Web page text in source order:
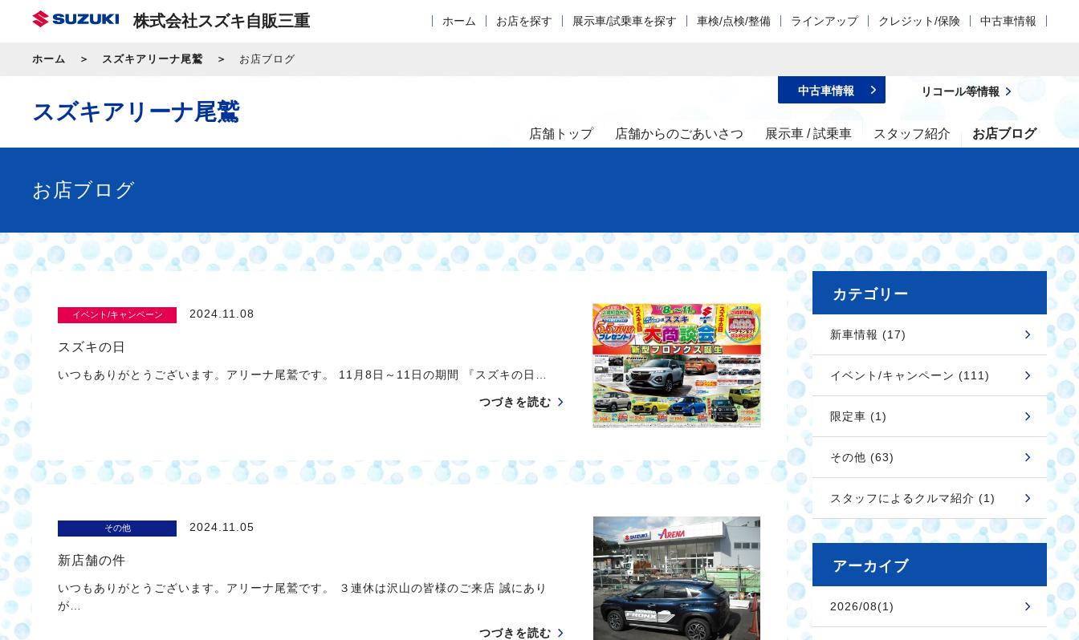
株式会社スズキ自販三重 ホーム お店を探す 展示車/試乗車を探す 車検/点検/整備 ラインアップ クレジット/保険 中古車情報
ホーム スズキアリーナ尾鷲 お店ブログ
スズキアリーナ尾鷲
店舗トップ 店舗からのごあいさつ 展示車 / 試乗車 スタッフ紹介 お店ブログ
中古車情報 リコール等情報
お店ブログ
イベント/キャンペーン 2024.11.08
スズキの日
いつもありがとうございます。アリーナ尾鷲です。 11月8日～11日の期間 『スズキの日…
つづきを読む
その他 2024.11.05
新店舗の件
いつもありがとうございます。アリーナ尾鷲です。 ３連休は沢山の皆様のご来店 誠にあり
が…
つづきを読む
カテゴリー
新車情報 (17)
イベント/キャンペーン (111)
限定車 (1)
その他 (63)
スタッフによるクルマ紹介 (1)
アーカイブ
2026/08(1)